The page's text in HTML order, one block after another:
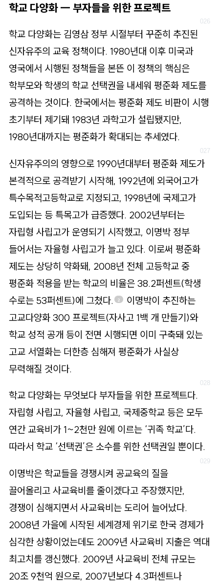
학교 다양화 ― 부자들을 위한 프로젝트
학교 다양화는 김영삼 정부 시절부터 꾸준히 추진된
신자유주의 교육 정책이다. 1980년대 이후 미국과
영국에서 시행된 정책들을 본뜬 이 정책의 핵심은
학부모와 학생의 학교 선택권을 내세워 평준화 제도를
공격하는 것이다. 한국에서는 평준화 제도 비판이 시행
초기부터 제기돼 1983년 과학고가 설립됐지만,
1980년대까지는 평준화가 확대되는 추세였다.
신자유주의의 영향으로 1990년대부터 평준화 제도가
본격적으로 공격받기 시작해, 1992년에 외국어고가
특수목적고등학교로 지정되고, 1998년에 국제고가
도입되는 등 특목고가 급증했다. 2002년부터는
자립형 사립고가 운영되기 시작했고, 이명박 정부
들어서는 자율형 사립고가 늘고 있다. 이로써 평준화
제도는 상당히 약화돼, 2008년 전체 고등학교 중
평준화 적용을 받는 학교의 비율은 38.2퍼센트(학생
수로는 53퍼센트)에 그쳤다.
2
이명박이 추진하는
고교다양화 300 프로젝트(자사고 1백 개 만들기)와
학교 성적 공개 등이 전면 시행되면 이미 구축돼 있는
고교 서열화는 더한층 심해져 평준화가 사실상
무력해질 것이다.
학교 다양화는 무엇보다 부자들을 위한 프로젝트다.
자립형 사립고, 자율형 사립고, 국제중학교 등은 모두
연간 교육비가 1~2천만 원에 이르는 ‘귀족 학교’다.
따라서 학교 ‘선택권’은 소수를 위한 선택권일 뿐이다.
이명박은 학교들을 경쟁시켜 공교육의 질을
끌어올리고 사교육비를 줄이겠다고 주장했지만,
경쟁이 심해지면서 사교육비는 도리어 늘어났다.
2008년 가을에 시작된 세계경제 위기로 한국 경제가
심각한 상황이었는데도 2009년 사교육비 지출은 역대
최고치를 갱신했다. 2009년 사교육비 전체 규모는
20조 9천억 원으로, 2007년보다 4.3퍼센트나